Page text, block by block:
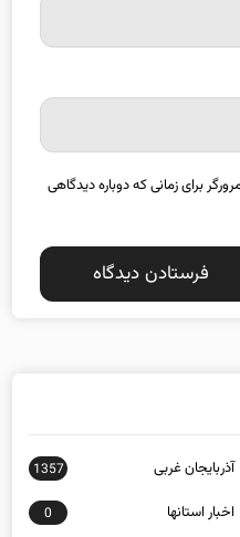
برای زمانی که دوباره دیدگاهی
آذربایجان غربی 1357
اخبار استانها 0